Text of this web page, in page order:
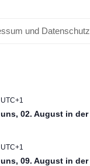
und Datenschutz
UTC+1
02. August in der
UTC+1
09. August in der